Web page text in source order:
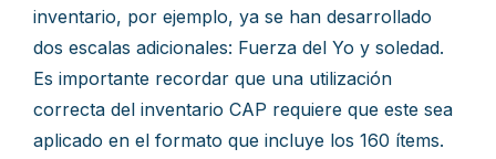
inventario, por ejemplo, ya se han desarrollado
dos escalas adicionales: Fuerza del Yo y soledad.
Es importante recordar que una utilización
correcta del inventario CAP requiere que este sea
aplicado en el formato que incluye los 160 ítems.